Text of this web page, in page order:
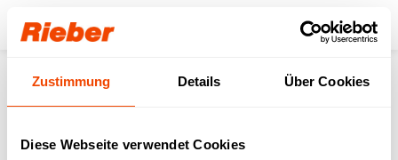
Zustimmung Details Über Cookies
Diese Webseite verwendet Cookies
Login